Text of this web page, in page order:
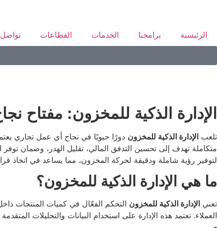
الرئيسية برامجنا الخدمات القطاعات
الإدارة الذكية للمخزون: مفتاح
تلعب الإدارة الذكية للمخزون دورًا حيويًا في نجاح أي عمل تجاري
متكاملة تهدف إلى تحسين التدفق المالي، تقليل الهدر، وضمان
لتوفير رؤية شاملة ودقيقة لحركة المخزون، مما يساعد في اتخاذ
ما هي الإدارة الذكية للمخزون؟
تعني الإدارة الذكية للمخزون التحكم الفعّال في كميات المنتجات
العملاء. تعتمد هذه الإدارة على استخدام البيانات والتحليلات